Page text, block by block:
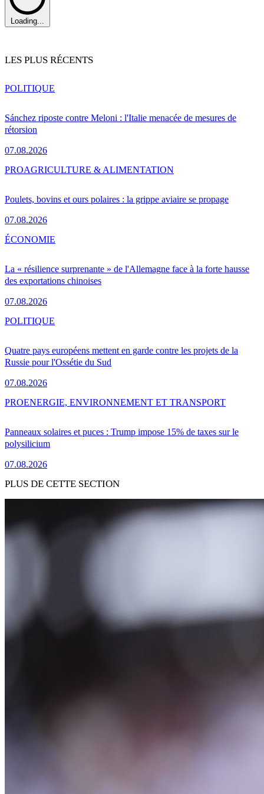
Loading...
LES PLUS RÉCENTS
Sánchez riposte contre Meloni : l'Italie menacée de mesures de
rétorsion
07.08.2026
POLITIQUE
Poulets, bovins et ours polaires : la grippe aviaire se propage
07.08.2026
PROAGRICULTURE & ALIMENTATION
La « résilience surprenante » de l'Allemagne face à la forte hausse
des exportations chinoises
07.08.2026
ÉCONOMIE
Quatre pays européens mettent en garde contre les projets de la
Russie pour l'Ossétie du Sud
07.08.2026
POLITIQUE
Panneaux solaires et puces : Trump impose 15% de taxes sur le
polysilicium
07.08.2026
PROENERGIE, ENVIRONNEMENT ET TRANSPORT
PLUS DE CETTE SECTION